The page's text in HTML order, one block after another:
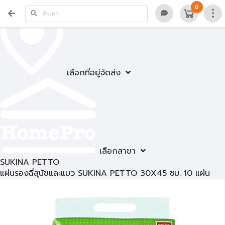
เลือกที่อยู่จัดส่ง
เลือกสาขา
0
SUKINA PETTO
แผ่นรองฉี่สุนัขและแมว SUKINA PETTO 30X45 ซม. 10 แผ่น